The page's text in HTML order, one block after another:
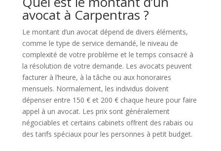
avocat à Carpentras ?
Le montant d’un avocat dépend de divers éléments,
comme le type de service demandé, le niveau de
complexité de votre problème et le temps consacré à
la résolution de votre demande. Les avocats peuvent
facturer à l’heure, à la tâche ou aux honoraires
mensuels. Normalement, les individus doivent
dépenser entre 150 € et 200 € chaque heure pour faire
appel à un avocat. Les prix sont généralement
négociables et certains cabinets offrent des rabais ou
des tarifs spéciaux pour les personnes à petit budget.